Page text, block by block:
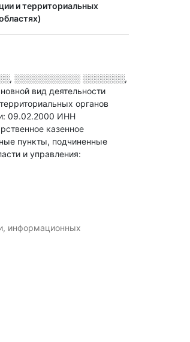
и территориальных
░░░░░░░░░░░ ░░░░░░░,
вид деятельности
органов
09.02.2000 ИНН
казенное
пункты, подчиненные
и управления:
информационных